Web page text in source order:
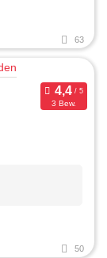
63
3 Bew.
50